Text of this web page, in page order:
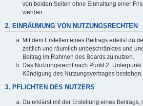
von beiden Seiten ohne Einhaltung einer
werden.
2. EINRÄUMUNG VON NUTZUNGSRECHTEN
Mit dem Erstellen eines Beitrags erteilst du
zeitlich und räumlich unbeschränktes und
Beitrag im Rahmen des Boards zu nutzen.
Das Nutzungsrecht nach Punkt 2,
Kündigung des Nutzungsvertrages bestehen.
3. PFLICHTEN DES NUTZERS
Du erklärst mit der Erstellung eines Beitrags,